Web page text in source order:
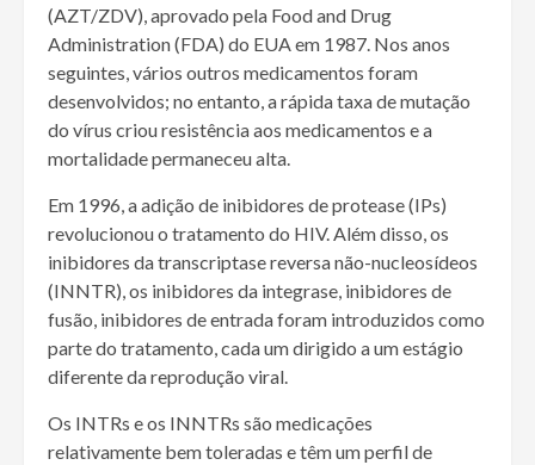
(AZT/ZDV), aprovado pela Food and Drug
Administration (FDA) do EUA em 1987. Nos anos
seguintes, vários outros medicamentos foram
desenvolvidos; no entanto, a rápida taxa de mutação
do vírus criou resistência aos medicamentos e a
mortalidade permaneceu alta.
Em 1996, a adição de inibidores de protease (IPs)
revolucionou o tratamento do HIV. Além disso, os
inibidores da transcriptase reversa não-nucleosídeos
(INNTR), os inibidores da integrase, inibidores de
fusão, inibidores de entrada foram introduzidos como
parte do tratamento, cada um dirigido a um estágio
diferente da reprodução viral.
Os INTRs e os INNTRs são medicações
relativamente bem toleradas e têm um perfil de